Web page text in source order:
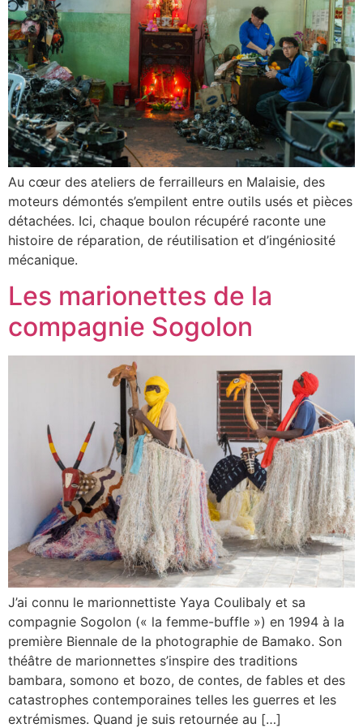
Au cœur des ateliers de ferrailleurs en Malaisie, des
moteurs démontés s’empilent entre outils usés et pièces
détachées. Ici, chaque boulon récupéré raconte une
histoire de réparation, de réutilisation et d’ingéniosité
mécanique.
Les marionettes de la
compagnie Sogolon
J’ai connu le marionnettiste Yaya Coulibaly et sa
compagnie Sogolon (« la femme-buffle ») en 1994 à la
première Biennale de la photographie de Bamako. Son
théâtre de marionnettes s’inspire des traditions
bambara, somono et bozo, de contes, de fables et des
catastrophes contemporaines telles les guerres et les
extrémismes. Quand je suis retournée au […]